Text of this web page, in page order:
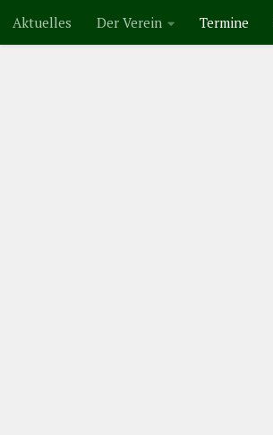
Zum Inhalt springen
Aktuelles Der Verein Termine